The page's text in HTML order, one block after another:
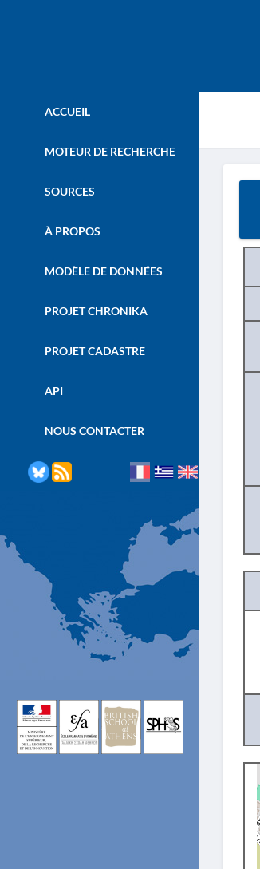
ACCUEIL
MOTEUR DE RECHERCHE
SOURCES
À PROPOS
MODÈLE DE DONNÉES
PROJET CHRONIKA
PROJET CADASTRE
API
NOUS CONTACTER